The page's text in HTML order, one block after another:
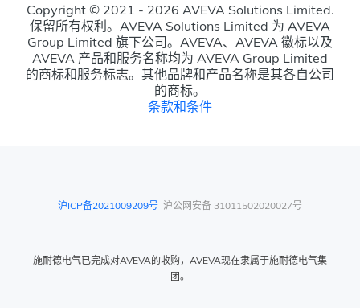
Copyright © 2021 - 2026 AVEVA Solutions Limited.
保留所有权利。AVEVA Solutions Limited 为 AVEVA
Group Limited 旗下公司。AVEVA、AVEVA 徽标以及
AVEVA 产品和服务名称均为 AVEVA Group Limited
的商标和服务标志。其他品牌和产品名称是其各自公司
的商标。
条款和条件
沪ICP备2021009209号 沪公网安备 31011502020027号
施耐德电气已完成对AVEVA的收购，AVEVA现在隶属于施耐德电气集
团。